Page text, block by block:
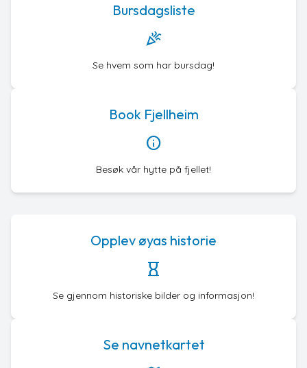
Bursdagsliste
celebration
Se hvem som har bursdag!
Book Fjellheim
info
Besøk vår hytte på fjellet!
Opplev øyas historie
hourglass
Se gjennom historiske bilder og informasjon!
Se navnetkartet